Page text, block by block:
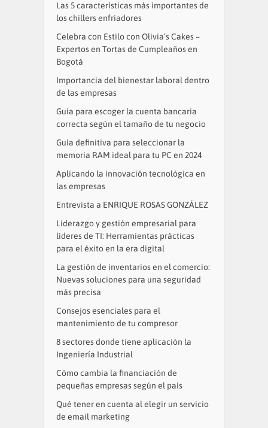
Las 5 características más importantes de
los chillers enfriadores
Celebra con Estilo con Olivia’s Cakes –
Expertos en Tortas de Cumpleaños en
Bogotá
Importancia del bienestar laboral dentro
de las empresas
Guía para escoger la cuenta bancaria
correcta según el tamaño de tu negocio
Guía definitiva para seleccionar la
memoria RAM ideal para tu PC en 2024
Aplicando la innovación tecnológica en
las empresas
Entrevista a ENRIQUE ROSAS GONZÁLEZ
Liderazgo y gestión empresarial para
líderes de TI: Herramientas prácticas
para el éxito en la era digital
La gestión de inventarios en el comercio:
Nuevas soluciones para una seguridad
más precisa
Consejos esenciales para el
mantenimiento de tu compresor
8 sectores donde tiene aplicación la
Ingeniería Industrial
Cómo cambia la financiación de
pequeñas empresas según el país
Qué tener en cuenta al elegir un servicio
de email marketing